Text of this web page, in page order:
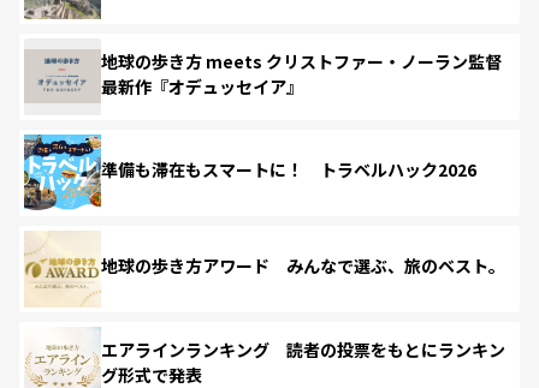
地球の歩き方 meets クリストファー・ノーラン監督
最新作『オデュッセイア』
準備も滞在もスマートに！ トラベルハック2026
地球の歩き方アワード みんなで選ぶ、旅のベスト。
エアラインランキング 読者の投票をもとにランキン
グ形式で発表